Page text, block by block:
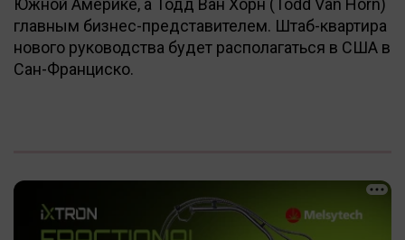
Южной Америке, а Тодд Ван Хорн (Todd Van Horn)
главным бизнес-представителем. Штаб-квартира
нового руководства будет располагаться в США в
Сан-Франциско.